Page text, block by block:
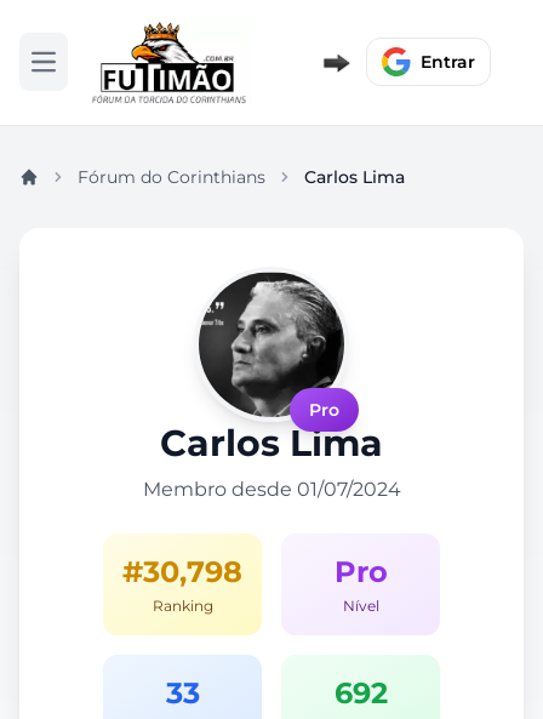
Abrir menu Entrar
Fórum do Corinthians Carlos Lima
Pro
Carlos Lima
Membro desde 01/07/2024
#30,798
Ranking
Pro
Nível
33 692